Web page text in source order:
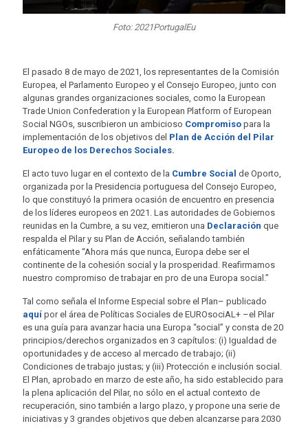
Foto: 2021PortugalEu
El pasado 8 de mayo de 2021, los representantes de la Comisión
Europea, el Parlamento Europeo y el Consejo Europeo, junto con
algunas grandes organizaciones sociales, como la European
Trade Union Confederation y la European Platform of European
Social NGOs, suscribieron un ambicioso Compromiso para la
implementación de los objetivos del Plan de Acción del Pilar
Europeo de los Derechos Sociales.
El acto tuvo lugar en el contexto de la Cumbre Social de Oporto,
organizada por la Presidencia portuguesa del Consejo Europeo,
lo que constituyó la primera ocasión de encuentro en presencia
de los líderes europeos en 2021. Las autoridades de Gobiernos
reunidas en la Cumbre, a su vez, emitieron una Declaración que
respalda el Pilar y su Plan de Acción, señalando también
enfáticamente “Ahora más que nunca, Europa debe ser el
continente de la cohesión social y la prosperidad. Reafirmamos
nuestro compromiso de trabajar en pro de una Europa social.”
Tal como señala el Informe Especial sobre el Plan– publicado
aquí por el área de Políticas Sociales de EUROsociAL+ –el Pilar
es una guía para avanzar hacia una Europa “social” y consta de 20
principios/derechos organizados en 3 capítulos: (i) Igualdad de
oportunidades y de acceso al mercado de trabajo; (ii)
Condiciones de trabajo justas; y (iii) Protección e inclusión social.
El Plan, aprobado en marzo de este año, ha sido establecido para
la plena aplicación del Pilar, no sólo en el actual contexto de
recuperación, sino también a largo plazo, y propone una serie de
iniciativas y 3 grandes objetivos que deben alcanzarse para 2030